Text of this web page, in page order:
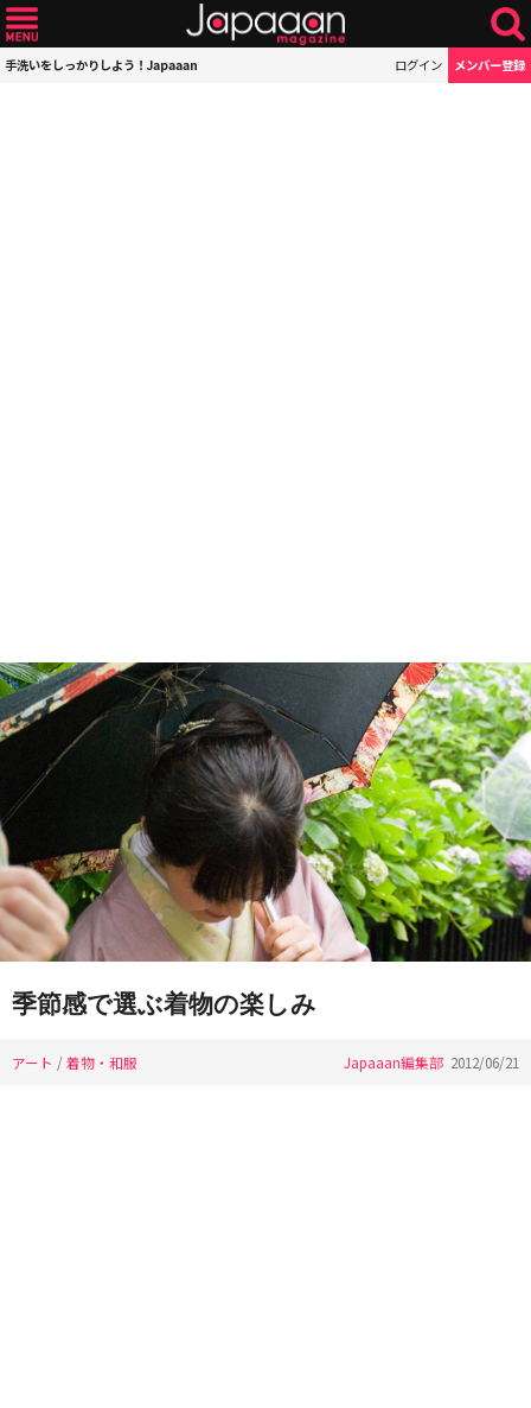
手洗いをしっかりしよう！Japaaan ログイン メンバー登録
季節感で選ぶ着物の楽しみ
アート /着物・和服 Japaaan編集部 2012/06/21